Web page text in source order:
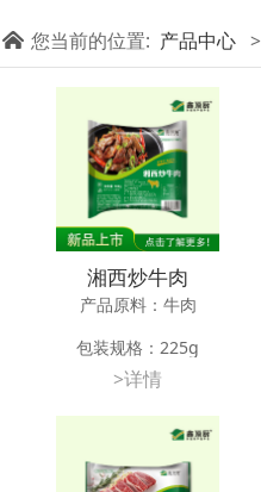
您当前的位置: 产品中心 >
湘西炒牛肉
产品原料：牛肉
包装规格：225g
应用方法：爆炒、油炸、
储存条件：-18℃以下冷冻储藏12
>详情